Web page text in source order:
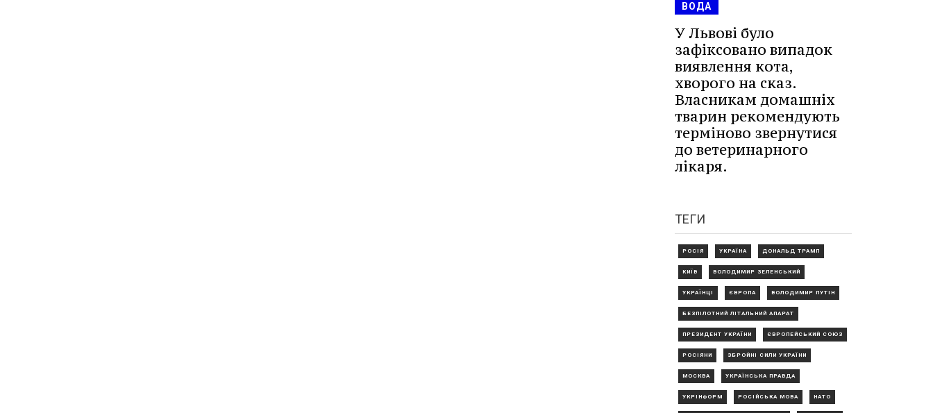
ВОДА
У Львові було
зафіксовано випадок
виявлення кота,
хворого на сказ.
Власникам домашніх
тварин рекомендують
терміново звернутися
до ветеринарного
лікаря.
ТЕГИ
РОСІЯ УКРАЇНА ДОНАЛЬД ТРАМП
КИЇВ ВОЛОДИМИР ЗЕЛЕНСЬКИЙ
УКРАЇНЦІ ЄВРОПА ВОЛОДИМИР ПУТІН
БЕЗПІЛОТНИЙ ЛІТАЛЬНИЙ АПАРАТ
ПРЕЗИДЕНТ УКРАЇНИ ЄВРОПЕЙСЬКИЙ СОЮЗ
РОСІЯНИ ЗБРОЙНІ СИЛИ УКРАЇНИ
МОСКВА УКРАЇНСЬКА ПРАВДА
УКРІНФОРМ РОСІЙСЬКА МОВА НАТО